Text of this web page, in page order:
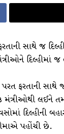
ફરતાની સાથે જ
દિલ્હીમાં
પરત
મંત્રીઓથી લઈને
દિલ્હીની
પહોંચી છે.